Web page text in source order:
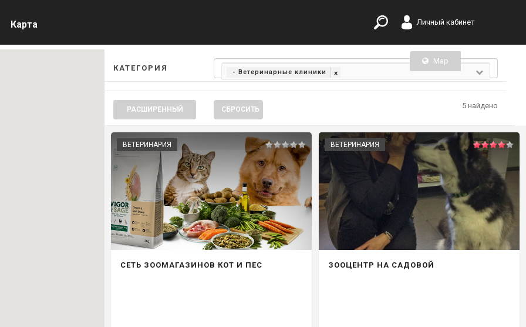
Карта Личный кабинет
Map
List
КАТЕГОРИЯ
- Ветеринарные клиники ×
РАСШИРЕННЫЙ СБРОСИТЬ 5 найдено
ВЕТЕРИНАРИЯ
СЕТЬ ЗООМАГАЗИНОВ КОТ И ПЕС
ВЕТЕРИНАРИЯ
ЗООЦЕНТР НА САДОВОЙ